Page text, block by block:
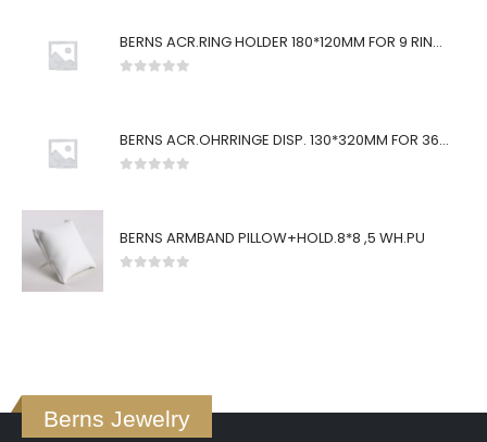
BERNS ACR.RING HOLDER 180*120MM FOR 9 RINGS
BERNS ACR.OHRRINGE DISP. 130*320MM FOR 36 PAIRS
BERNS ARMBAND PILLOW+HOLD.8*8 ,5 WH.PU
Berns Jewelry